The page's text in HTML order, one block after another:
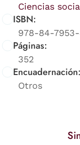
Ciencias
ISBN:
978-84-
Páginas:
352
Encuadernación:
Otros